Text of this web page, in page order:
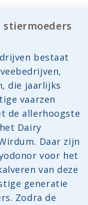
stiermoeders
bestaat
die jaarlijks
vaarzen
de allerhoogste
Dairy
Daar zijn
voor het
van deze
generatie
Zodra de